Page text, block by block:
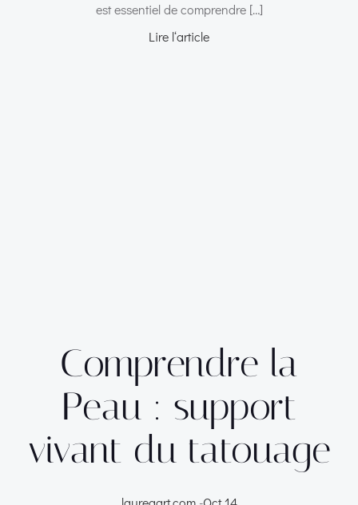
est essentiel de comprendre […]
Lire l‘article
Comprendre la
Peau : support
vivant du tatouage